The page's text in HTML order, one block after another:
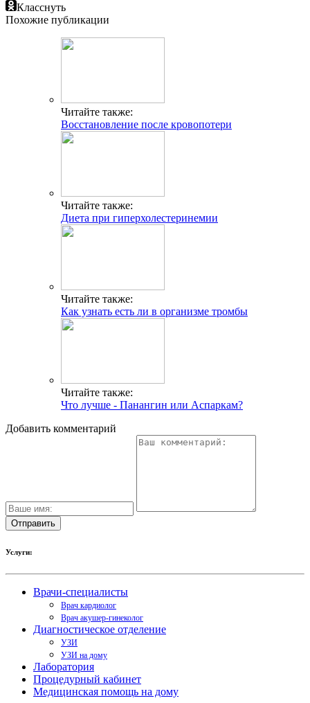
Класснуть
Похожие публикации
Читайте также:
Восстановление после кровопотери
Читайте также:
Диета при гиперхолестеринемии
Читайте также:
Как узнать есть ли в организме тромбы
Читайте также:
Что лучше - Панангин или Аспаркам?
Добавить комментарий
Услуги:
Врачи-специалисты
Врач кардиолог
Врач акушер-гинеколог
Диагностическое отделение
УЗИ
УЗИ на дому
Лаборатория
Процедурный кабинет
Медицинская помощь на дому